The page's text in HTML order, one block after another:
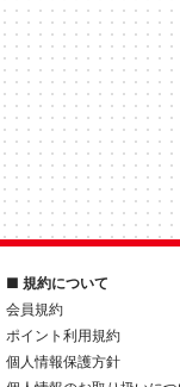
■ 規約について
会員規約
ポイント利用規約
個人情報保護方針